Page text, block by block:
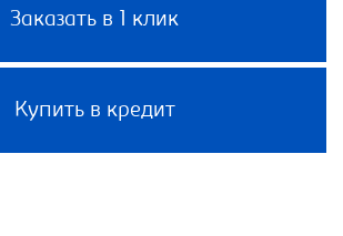
Заказать в 1 клик
Купить в кредит